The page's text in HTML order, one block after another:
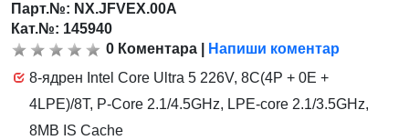
Парт.№: NX.JFVEX.00A
Кат.№: 145940
0 Коментара
Напиши коментар
8-ядрен Intel Core Ultra 5 226V, 8C(4P + 0E +
4LPE)/8T, P-Core 2.1/4.5GHz, LPE-core 2.1/3.5GHz,
8MB IS Cache